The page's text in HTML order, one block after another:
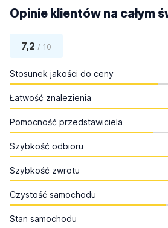
Opinie klientów na całym
7,2 / 10
Stosunek jakości do ceny
Łatwość znalezienia
Pomocność przedstawiciela
Szybkość odbioru
Szybkość zwrotu
Czystość samochodu
Stan samochodu